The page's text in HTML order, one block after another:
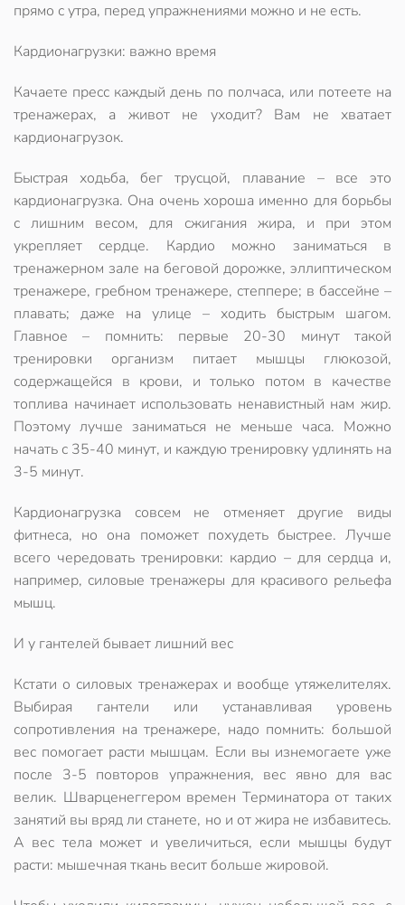
прямо с утра, перед упражнениями можно и не есть.
Кардионагрузки: важно время
Качаете пресс каждый день по полчаса, или потеете на
тренажерах, а живот не уходит? Вам не хватает
кардионагрузок.
Быстрая ходьба, бег трусцой, плавание – все это
кардионагрузка. Она очень хороша именно для борьбы
с лишним весом, для сжигания жира, и при этом
укрепляет сердце. Кардио можно заниматься в
тренажерном зале на беговой дорожке, эллиптическом
тренажере, гребном тренажере, степпере; в бассейне –
плавать; даже на улице – ходить быстрым шагом.
Главное – помнить: первые 20-30 минут такой
тренировки организм питает мышцы глюкозой,
содержащейся в крови, и только потом в качестве
топлива начинает использовать ненавистный нам жир.
Поэтому лучше заниматься не меньше часа. Можно
начать с 35-40 минут, и каждую тренировку удлинять на
3-5 минут.
Кардионагрузка совсем не отменяет другие виды
фитнеса, но она поможет похудеть быстрее. Лучше
всего чередовать тренировки: кардио – для сердца и,
например, силовые тренажеры для красивого рельефа
мышц.
И у гантелей бывает лишний вес
Кстати о силовых тренажерах и вообще утяжелителях.
Выбирая гантели или устанавливая уровень
сопротивления на тренажере, надо помнить: большой
вес помогает расти мышцам. Если вы изнемогаете уже
после 3-5 повторов упражнения, вес явно для вас
велик. Шварценеггером времен Терминатора от таких
занятий вы вряд ли станете, но и от жира не избавитесь.
А вес тела может и увеличиться, если мышцы будут
расти: мышечная ткань весит больше жировой.